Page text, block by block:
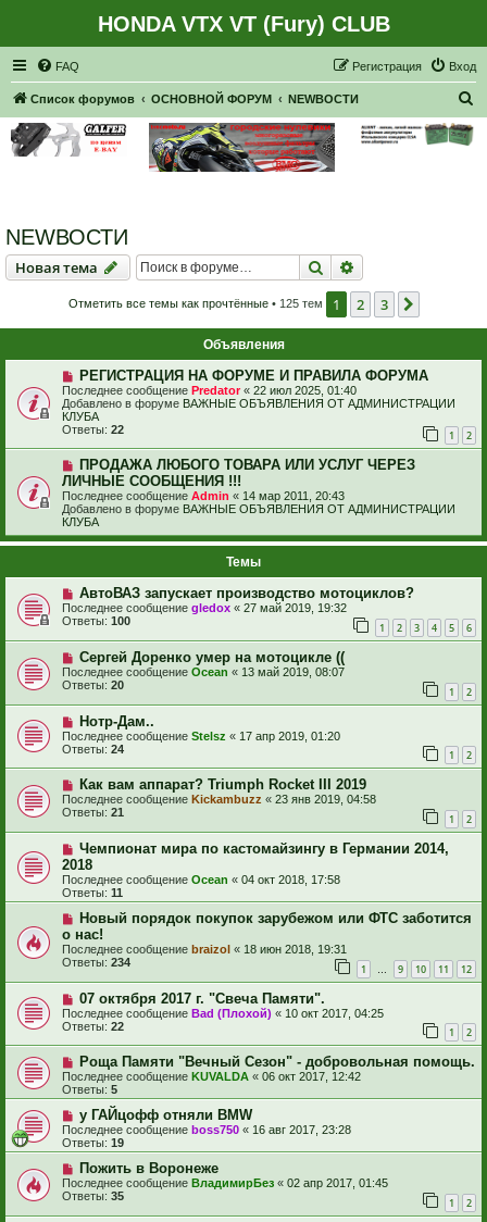
HONDA VTX VT (Fury) CLUB
FAQ Вход
Регистрация
Список форумов ОСНОВНОЙ ФОРУМ NEWВОСТИ
NEWВОСТИ
Новая тема
Новаятема Поиск
Отметить все темы как прочтённые• 125 тем 1 2 3
Объявления
РЕГИСТРАЦИЯ НА ФОРУМЕ И ПРАВИЛА ФОРУМА
Последнее сообщение Predator« 22 июл 2025, 01:40
Добавлено в форуме ВАЖНЫЕ ОБЪЯВЛЕНИЯ ОТ АДМИНИСТРАЦИИ
КЛУБА
Ответы: 22 1 2
ПРОДАЖА ЛЮБОГО ТОВАРА ИЛИ УСЛУГ ЧЕРЕЗ
ЛИЧНЫЕ СООБЩЕНИЯ !!!
Последнее сообщение Admin « 14 мар 2011, 20:43
Добавлено в форуме ВАЖНЫЕ ОБЪЯВЛЕНИЯ ОТ АДМИНИСТРАЦИИ
КЛУБА
Темы
АвтоВАЗ запускает производство мотоциклов?
Последнее сообщение gledox « 27 май 2019, 19:32
Ответы: 100 1 2 3 4 5 6
Сергей Доренко умер на мотоцикле ((
Последнее сообщение Ocean « 13 май 2019, 08:07
Ответы: 20 1 2
Нотр-Дам..
Последнее сообщение Stelsz « 17 апр 2019, 01:20
Ответы: 24 1 2
Как вам аппарат? Triumph Rocket III 2019
Последнее сообщение Kickambuzz « 23 янв 2019, 04:58
Ответы: 21 1 2
Чемпионат мира по кастомайзингу в Германии 2014,
2018
Последнее сообщение Ocean « 04 окт 2018, 17:58
Ответы: 11
Новый порядок покупок зарубежом или ФТС заботится
о нас!
Последнее сообщение braizol « 18 июн 2018, 19:31
Ответы: 234 1 … 9 10 11 12
07 октября 2017 г. "Свеча Памяти".
Последнее сообщение Bad (Плохой) « 10 окт 2017, 04:25
Ответы: 22 1 2
Роща Памяти "Вечный Сезон" - добровольная помощь.
Последнее сообщение KUVALDA « 06 окт 2017, 12:42
Ответы: 5
у ГАЙцофф отняли BMW
Последнее сообщение boss750 « 16 авг 2017, 23:28
Ответы: 19
Пожить в Воронеже
Последнее сообщение ВладимирБез « 02 апр 2017, 01:45
Ответы: 35 1 2